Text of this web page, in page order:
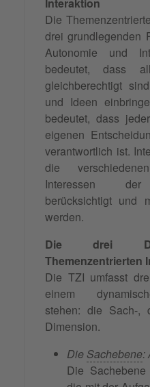
Interaktion
Die
drei grundlegenden
Autonomie und
bedeutet, dass
gleichberechtigt
und Ideen
bedeutet, dass
eigenen
verantwortlich ist.
die
Interessen der
berücksichtigt und
werden.
Die drei
Themenzentrierten
Die TZI umfasst
einem
stehen: die Sach-
Dimension.
Die Sachebene:
Die